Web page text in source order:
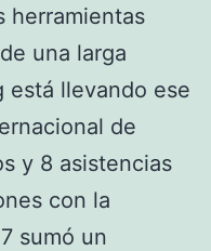
herramientas
una larga
está llevando ese
de
y 8 asistencias
con la
sumó un